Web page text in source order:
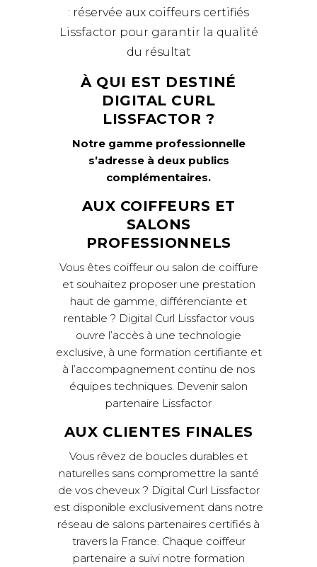
: réservée aux coiffeurs certifiés
Lissfactor pour garantir la qualité
du résultat
À QUI EST DESTINÉ
DIGITAL CURL
LISSFACTOR ?
Notre gamme professionnelle
s’adresse à deux publics
complémentaires.
AUX COIFFEURS ET
SALONS
PROFESSIONNELS
Vous êtes coiffeur ou salon de coiffure
et souhaitez proposer une prestation
haut de gamme, différenciante et
rentable ? Digital Curl Lissfactor vous
ouvre l’accès à une technologie
exclusive, à une formation certifiante et
à l’accompagnement continu de nos
équipes techniques. Devenir salon
partenaire Lissfactor
AUX CLIENTES FINALES
Vous rêvez de boucles durables et
naturelles sans compromettre la santé
de vos cheveux ? Digital Curl Lissfactor
est disponible exclusivement dans notre
réseau de salons partenaires certifiés à
travers la France. Chaque coiffeur
partenaire a suivi notre formation